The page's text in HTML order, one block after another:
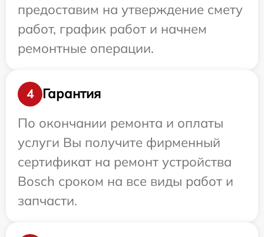
предоставим на утверждение смету
работ, график работ и начнем
ремонтные операции.
4
Гарантия
По окончании ремонта и оплаты
услуги Вы получите фирменный
сертификат на ремонт устройства
Bosch сроком на все виды работ и
запчасти.